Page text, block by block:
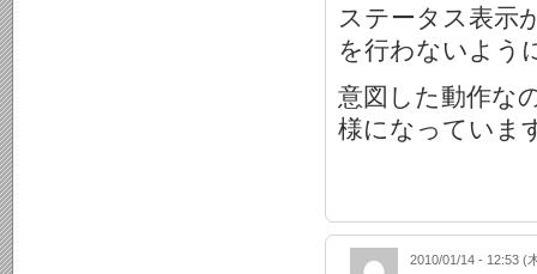
ステータス表示
を行わないよう
意図した動作な
様になっていま
2010/01/14 - 12:53 (